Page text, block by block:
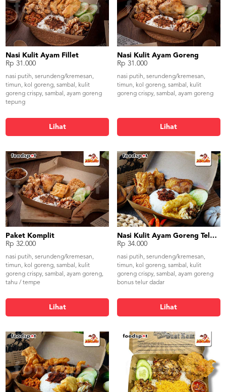
Nasi Kulit Ayam Fillet
Rp 31.000
nasi putih, serundeng/kremesan,
timun, kol goreng, sambal, kulit
goreng crispy, sambal, ayam goreng
tepung
Lihat
Nasi Kulit Ayam Goreng
Rp 31.000
nasi putih, serundeng/kremesan,
timun, kol goreng, sambal, kulit
goreng crispy, sambal, ayam goreng
Lihat
Paket Komplit
Rp 32.000
nasi putih, serundeng/kremesan,
timun, kol goreng, sambal, kulit
goreng crispy, sambal, ayam goreng,
tahu / tempe
Lihat
Nasi Kulit Ayam Goreng Telur Dadar
Rp 34.000
nasi putih, serundeng/kremesan,
timun, kol goreng, sambal, kulit
goreng crispy, sambal, ayam goreng
bonus telur dadar
Lihat